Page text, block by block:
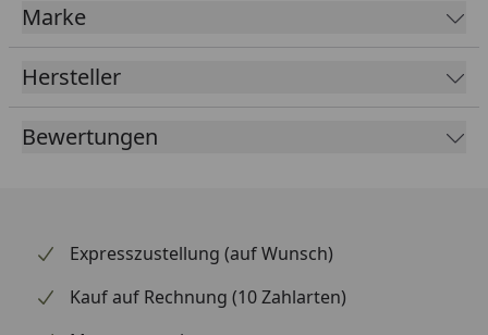
Über die Seriennummer Ihres Grillgeräts kommen Sie
ganz einfach zur passenden Explosionszeichnung.
Geben Sie dafür die Seriennummer
Sollte Ihnen nicht bekannt sein, wo Sie die
Abmessungen oder Gewichte zu den Ersatzteilen
handelt (wir bestellen das Produkt bei Weber, sobald
Marke
Hersteller
Bewertungen
Expresszustellung (auf Wunsch)
Kauf auf Rechnung (10 Zahlarten)